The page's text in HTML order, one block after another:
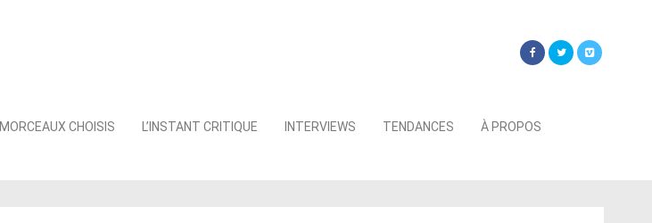
MORCEAUX CHOISIS L’INSTANT CRITIQUE INTERVIEWS TENDANCES À PROPOS